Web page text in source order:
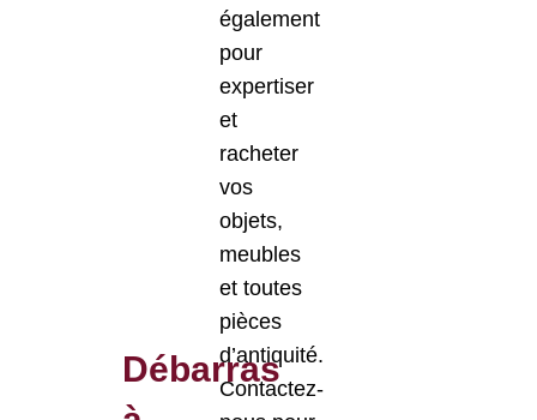
Débarras
également
pour
expertiser
et
racheter
vos
objets,
meubles
et toutes
pièces
d’antiquité.
Contactez-